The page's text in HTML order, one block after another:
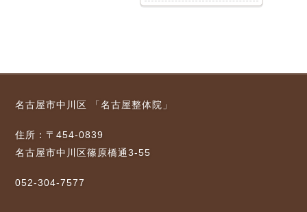
名古屋市中川区 「名古屋整体院」
住所：〒454-0839
名古屋市中川区篠原橋通3-55
052-304-7577